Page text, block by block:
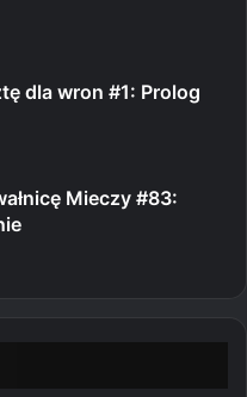
dla wron #1: Prolog
Mieczy #83: